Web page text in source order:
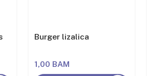
Burger lizalica
1,00 BAM